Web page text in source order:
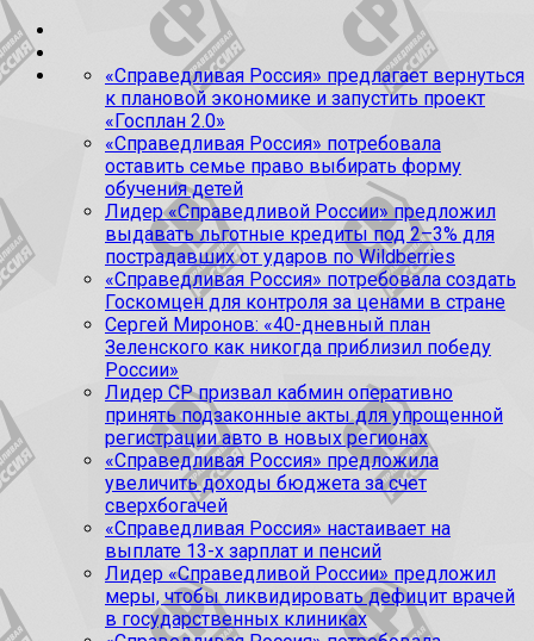
«Справедливая Россия» предлагает вернуться
к плановой экономике и запустить проект
«Госплан 2.0»
«Справедливая Россия» потребовала
оставить семье право выбирать форму
обучения детей
Лидер «Справедливой России» предложил
выдавать льготные кредиты под 2–3% для
пострадавших от ударов по Wildberries
«Справедливая Россия» потребовала создать
Госкомцен для контроля за ценами в стране
Сергей Миронов: «40-дневный план
Зеленского как никогда приблизил победу
России»
Лидер СР призвал кабмин оперативно
принять подзаконные акты для упрощенной
регистрации авто в новых регионах
«Справедливая Россия» предложила
увеличить доходы бюджета за счет
сверхбогачей
«Справедливая Россия» настаивает на
выплате 13-х зарплат и пенсий
Лидер «Справедливой России» предложил
меры, чтобы ликвидировать дефицит врачей
в государственных клиниках